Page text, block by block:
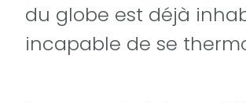
du globe est déjà
incapable de se